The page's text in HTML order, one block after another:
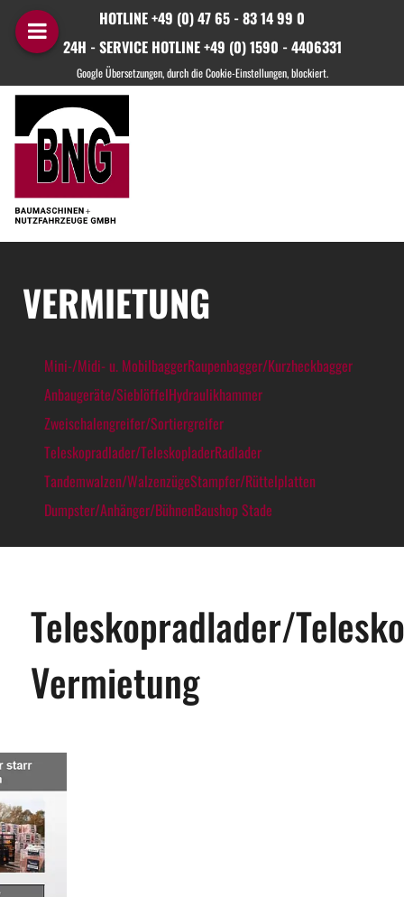
HOTLINE +49 (0) 47 65 - 83 14 99 0
24H - SERVICE HOTLINE +49 (0) 1590 - 4406331
VERMIETUNG
Mini-/Midi- u. MobilbaggerRaupenbagger/Kurzheckbagger
Anbaugeräte/SieblöffelHydraulikhammer
Zweischalengreifer/Sortiergreifer
Teleskopradlader/TeleskopladerRadlader
Tandemwalzen/WalzenzügeStampfer/Rüttelplatten
Dumpster/Anhänger/BühnenBaushop Stade
Teleskopradlader/
Vermietung